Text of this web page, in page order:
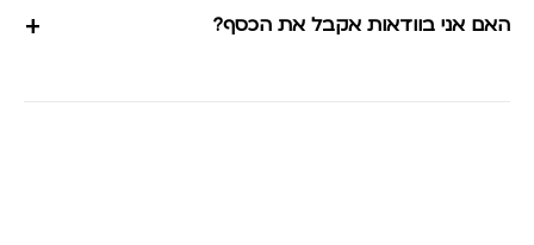
האם אני בוודאות אקבל את הכסף? +